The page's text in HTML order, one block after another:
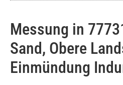
Messung in
Sand, Obere
Einmündung